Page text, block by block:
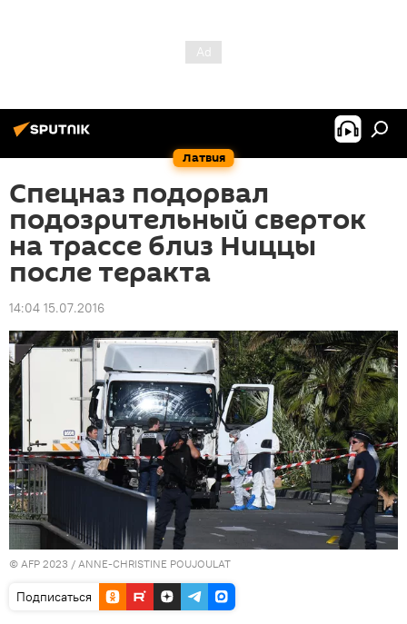
Латвия
Спецназ подорвал
подозрительный сверток
на трассе близ Ниццы
после теракта
14:04 15.07.2016
© AFP 2023 / ANNE-CHRISTINE POUJOULAT
Подписаться